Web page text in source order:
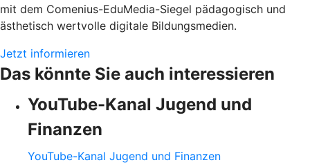
mit dem Comenius-EduMedia-Siegel pädagogisch und
ästhetisch wertvolle digitale Bildungsmedien.
Jetzt informieren
Das könnte Sie auch interessieren
YouTube-Kanal Jugend und
Finanzen
YouTube-Kanal Jugend und Finanzen